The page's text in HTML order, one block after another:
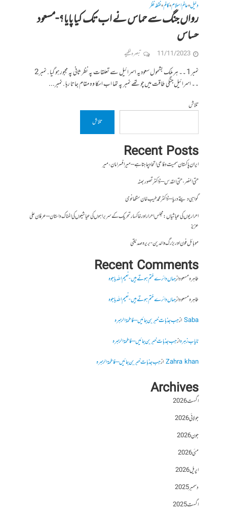
دلیل•عالم اسلام•کالم•نقطہ نظر
رواں جنگ سے حماس نے اب تک کیا پایا؟-مسعود
حساس
11/11/2023 تبصرہ لکھیے
نمبر 1 ۔۔ ہر ملک بشمول سعودیہ اسرائیل سے تعلقات پہ نظر ثانی پہ مجبور ہو گیا . نمبر 2
۔۔ اسرائیل جنگی طاقت میں چوتھے نمبر پہ تھا اب اسکا وہ مقام جاتا رہا . نمبر...
تلاش
تلاش
Recent Posts
ایران پاکستان سمیت دفاعی اتحاد چاہتا ہے – میر افسر امان،میر
حتی النصر ، حتی القدس – ڈاکٹر تصور بھٹہ
گواہی دیتے دریا – ڈاکٹر محمد طیب خان سنگھانوی
احراریوں کی عیاشیاں : مجلس احرار اور خاکسار تحریک کے سربراہوں کی عیاشیوں کی المناک داستان – عرفان علی
عزیز
موبائل فون اور بزرگ والدین- بریرہ صدیقی
Recent Comments
طاہرہ مسعودازجہاں دائرے ختم ہوتے ہیں- نعیم اللہ باجوہ
طاہرہ مسعودازجہاں دائرے ختم ہوتے ہیں- نعیم اللہ باجوہ
Sabaازجب جذبات خبر بن جائیں – فاطمۃالزہرہ
نایاب زہرہازجب جذبات خبر بن جائیں – فاطمۃالزہرہ
Zahra khanازجب جذبات خبر بن جائیں – فاطمۃالزہرہ
Archives
اگست 2026
جولائی 2026
جون 2026
مئی 2026
اپریل 2026
دسمبر 2025
اگست 2025